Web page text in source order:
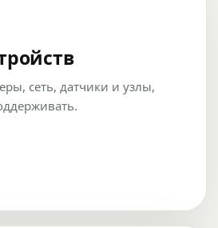
сеть, датчики и узлы,